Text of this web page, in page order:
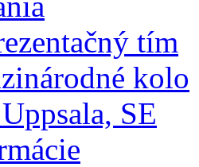
tím
kolo
SE